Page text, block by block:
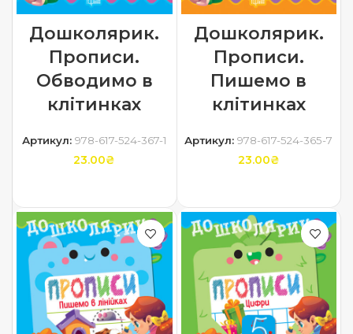
Дошколярик.
Прописи.
Обводимо в
клітинках
Артикул: 978-617-524-367-1
23.00₴
Дошколярик.
Прописи.
Пишемо в
клітинках
Артикул:978-617-524-365-7
23.00₴